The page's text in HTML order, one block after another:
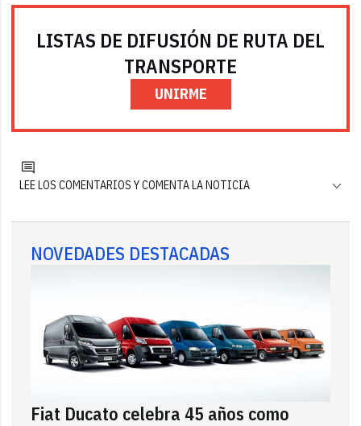
LISTAS DE DIFUSIÓN DE RUTA DEL
TRANSPORTE
UNIRME
LEE LOS COMENTARIOS Y COMENTA LA NOTICIA
NOVEDADES DESTACADAS
Fiat Ducato celebra 45 años como